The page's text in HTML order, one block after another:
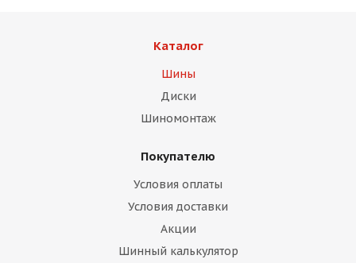
Каталог
Шины
Диски
Шиномонтаж
Покупателю
Условия оплаты
Условия доставки
Акции
Шинный калькулятор